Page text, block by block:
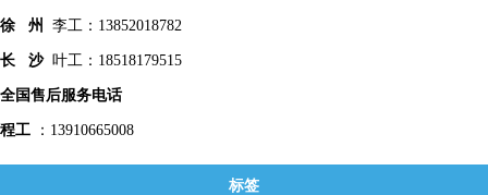
徐 州 李工：13852018782
长 沙叶工：18518179515
全国售后服务电话
程工 ：13910665008
标签